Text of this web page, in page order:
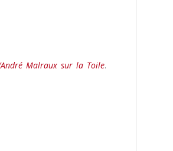
Malraux sur la Toile.